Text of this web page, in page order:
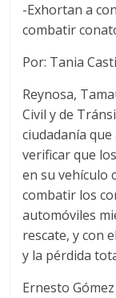
-Exhortan a
combatir
Por: Tania
Reynosa,
Civil y de
ciudadanía
verificar que
en su vehículo
combatir los
automóviles
rescate, y con
y la pérdida
Ernesto